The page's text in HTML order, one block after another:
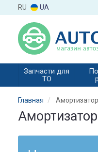
RU UA
Запчасти для
ТО
Главная